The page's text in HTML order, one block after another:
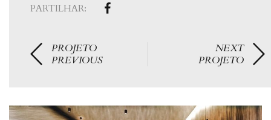
PARTILHAR:
PROJETO
PREVIOUS
NEXT
PROJETO